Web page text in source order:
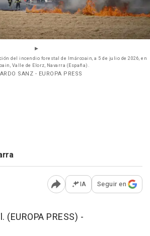
del incendio forestal de Imárcoain, a 5 de julio de 2026, en
Valle de Elorz, Navarra (España).
SANZ - EUROPA PRESS
Abrir opciones para
IA Seguir en
(EUROPA PRESS) -